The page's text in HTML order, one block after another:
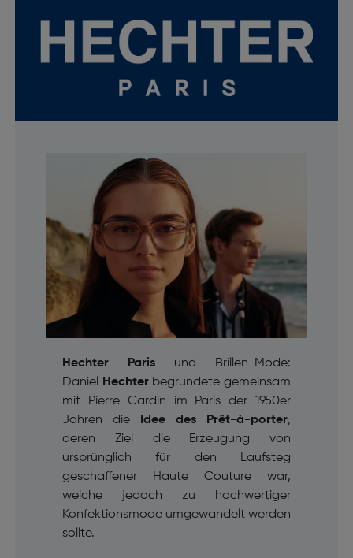
Hechter Parisund Brillen-Mode:
Daniel
Hechterbegründete gemeinsam
mit Pierre Cardin im Paris der 1950er
Jahren die
Idee des Prêt-à-porter,
deren Ziel die Erzeugung von
ursprünglich für den Laufsteg
geschaffener Haute Couture war,
welche jedoch zu hochwertiger
Konfektionsmode umgewandelt werden
sollte.